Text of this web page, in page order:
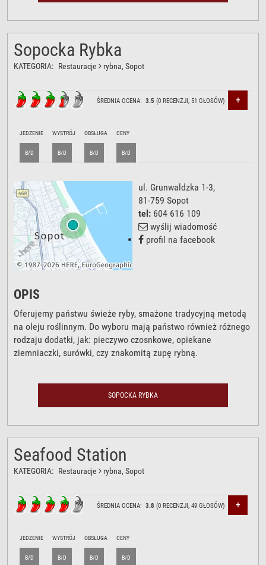
Sopocka Rybka
KATEGORIA: Restauracje rybna, Sopot
ŚREDNIA OCENA:3.5 (0 RECENZJI, 51 GŁOSÓW) +
JEDZENIE
B/D
WYSTRÓJ
B/D
OBSŁUGA
B/D
CENY
B/D
ul. Grunwaldzka 1-3,
81-759 Sopot
tel: 604 616 109
wyślij wiadomość
profil na facebook
OPIS
Oferujemy państwu świeże ryby, smażone tradycyjną metodą
na oleju roślinnym. Do wyboru mają państwo również różnego
rodzaju dodatki, jak: pieczywo czosnkowe, opiekane
ziemniaczki, surówki, czy znakomitą zupę rybną.
SOPOCKA RYBKA
Seafood Station
KATEGORIA: Restauracje rybna, Sopot
ŚREDNIA OCENA:3.8 (0 RECENZJI,49 GŁOSÓW) +
JEDZENIE
B/D
WYSTRÓJ
B/D
OBSŁUGA
B/D
CENY
B/D